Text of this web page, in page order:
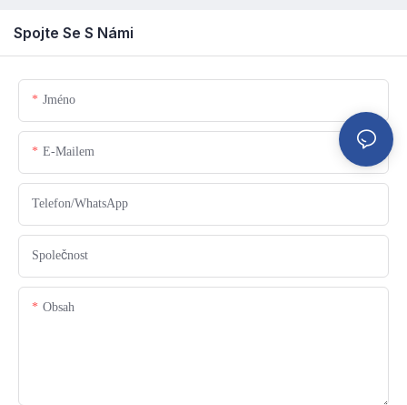
Spojte Se S Námi
Jméno
E-Mailem
Telefon/WhatsApp
Společnost
Obsah